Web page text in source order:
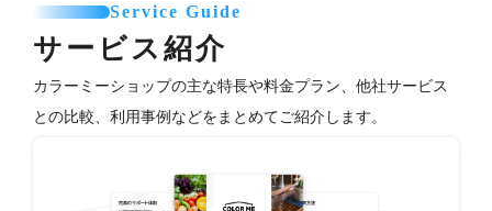
Service Guide
サービス紹介
カラーミーショップの主な特長や料金プラン、他社サービス
との比較、利用事例などをまとめてご紹介します。